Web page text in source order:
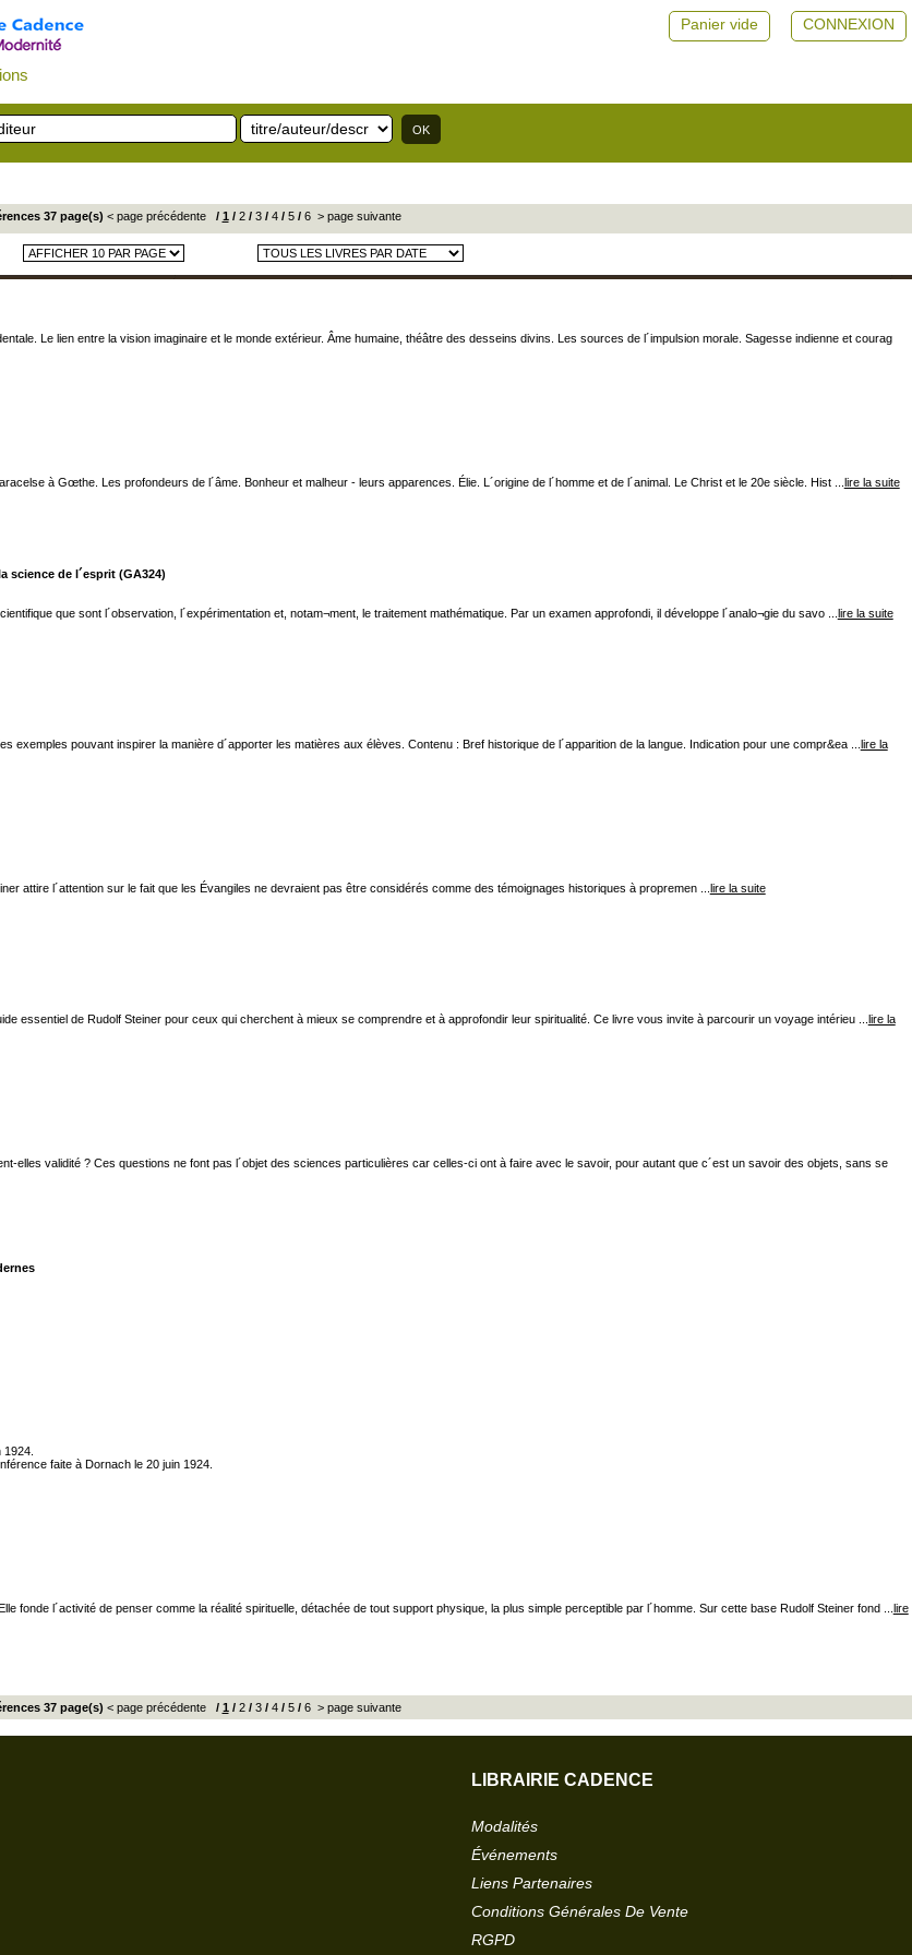
CONNEXION
Panier vide
37 page(s) < page précédente/ 1 /2/3/4/5/6 > page suivante
Le lien entre la vision imaginaire et le monde extérieur. Âme humaine, théâtre des desseins divins. Les sources de l´impulsion morale. Sagesse indienne et courag
à Gœthe. Les profondeurs de l´âme. Bonheur et malheur - leurs apparences. Élie. L´origine de l´homme et de l´animal. Le Christ et le 20e siècle. Hist ... lire la suite
science de l´esprit (GA324)
que sont l´observation, l´expérimentation et, notam¬ment, le traitement mathématique. Par un examen approfondi, il développe l´analo¬gie du savo ... lire la suite
pouvant inspirer la manière d´apporter les matières aux élèves. Contenu : Bref historique de l´apparition de la langue. Indication pour une compr&ea ... lire la
attire l´attention sur le fait que les Évangiles ne devraient pas être considérés comme des témoignages historiques à propremen ... lire la suite
essentiel de Rudolf Steiner pour ceux qui cherchent à mieux se comprendre et à approfondir leur spiritualité. Ce livre vous invite à parcourir un voyage intérieu ... lire la
elles validité ? Ces questions ne font pas l´objet des sciences particulières car celles-ci ont à faire avec le savoir, pour autant que c´est un savoir des objets, sans se
faite à Dornach le 20 juin 1924.
fonde l´activité de penser comme la réalité spirituelle, détachée de tout support physique, la plus simple perceptible par l´homme. Sur cette base Rudolf Steiner fond ... lire
37 page(s) < page précédente/ 1 /2/3/4/5/6 > page suivante
LIBRAIRIE CADENCE
Modalités
Événements
Liens Partenaires
Conditions Générales De Vente
RGPD